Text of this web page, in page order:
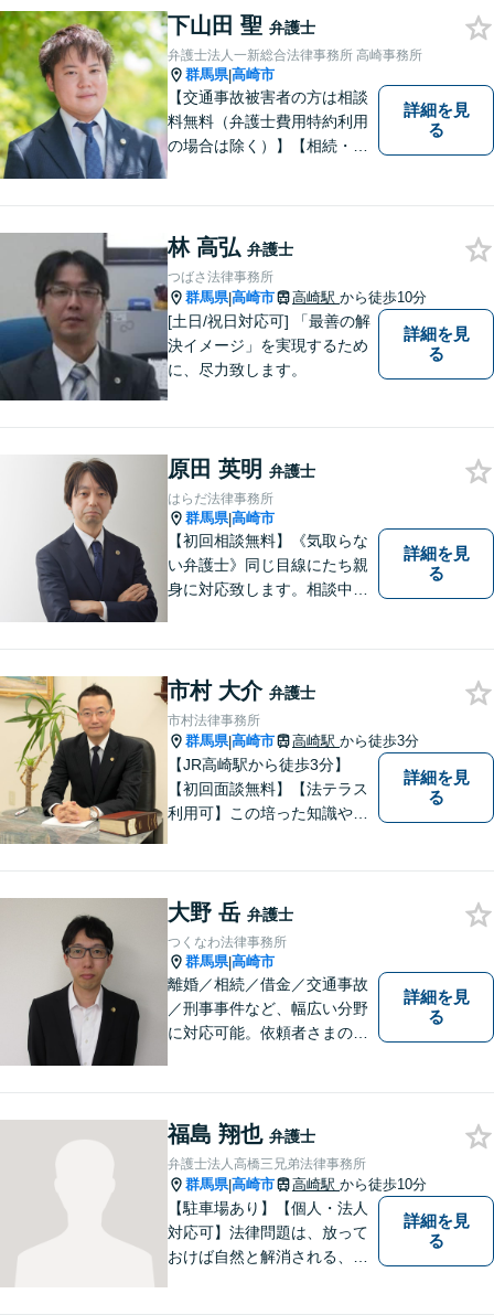
下山田 聖 弁護士
弁護士法人一新総合法律事務所 高崎事務所
群馬県|高崎市
【交通事故被害者の方は相談
料無料（弁護士費用特約利用
の場合は除く）】【相続・債
で連携し、問題解決に向けて
取り組みます。おひとりで悩
まずに、お気軽にお問い合わ
せください。
詳細を見
る
林 高弘 弁護士
つばさ法律事務所
群馬県|高崎市 高崎駅 から徒歩10分
[土日/祝日対応可] 「最善の解
決イメージ」を実現するため
に、尽力致します。
詳細を見
る
原田 英明 弁護士
はらだ法律事務所
群馬県|高崎市
【初回相談無料】《気取らな
い弁護士》同じ目線にたち親
身に対応致します。相談中も
い合わせください。
詳細を見
る
市村 大介 弁護士
市村法律事務所
群馬県|高崎市 高崎駅 から徒歩3分
【JR高崎駅から徒歩3分】
【初回面談無料】【法テラス
利用可】この培った知識や経
す。お気軽にご相談くださ
い。
詳細を見
る
大野 岳 弁護士
つくなわ法律事務所
群馬県|高崎市
離婚／相続／借金／交通事故
／刑事事件など、幅広い分野
に対応可能。依頼者さまの状
ご相談ください。【完全個
室】【専用駐車場あり】
詳細を見
る
福島 翔也 弁護士
弁護士法人高橋三兄弟法律事務所
群馬県|高崎市 高崎駅 から徒歩10分
【駐車場あり】【個人・法人
対応可】法律問題は、放って
おけば自然と解消される、解
詳細を見
る